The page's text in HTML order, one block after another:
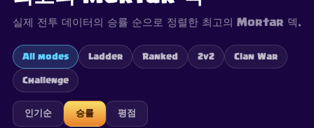
실제 전투 데이터의 승률 순으로 정렬한 최고의 Mortar 덱.
All modes Ladder Ranked 2v2 Clan War
Challenge
인기순 승률 평점
This content is not affiliated with, endorsed, sponsored, or
responsible for it. For more information see Supercell's Fan
Content Policy
. See our Privacy Policy for additional details.